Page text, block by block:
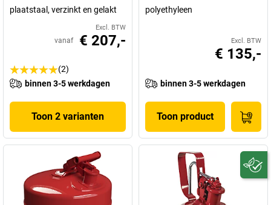
plaatstaal, verzinkt en gelakt
Excl. BTW
vanaf € 207,-
(2)
binnen 3-5 werkdagen
Toon 2 varianten
polyethyleen
Excl. BTW
€ 135,-
binnen 3-5 werkdagen
Toon product